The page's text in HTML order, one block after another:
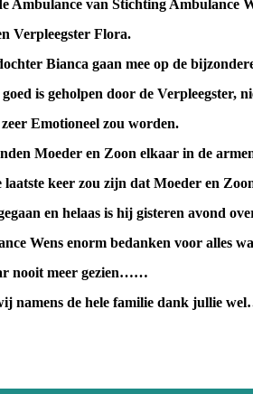
Ambulance van Stichting
Verpleegster Flora.
Bianca gaan mee op de
is geholpen door de Verpleegster,
Emotioneel zou worden.
Moeder en Zoon elkaar in de
keer zou zijn dat Moeder en
en helaas is hij gisteren avond
Wens enorm bedanken voor alles
nooit meer gezien……
namens de hele familie dank jullie